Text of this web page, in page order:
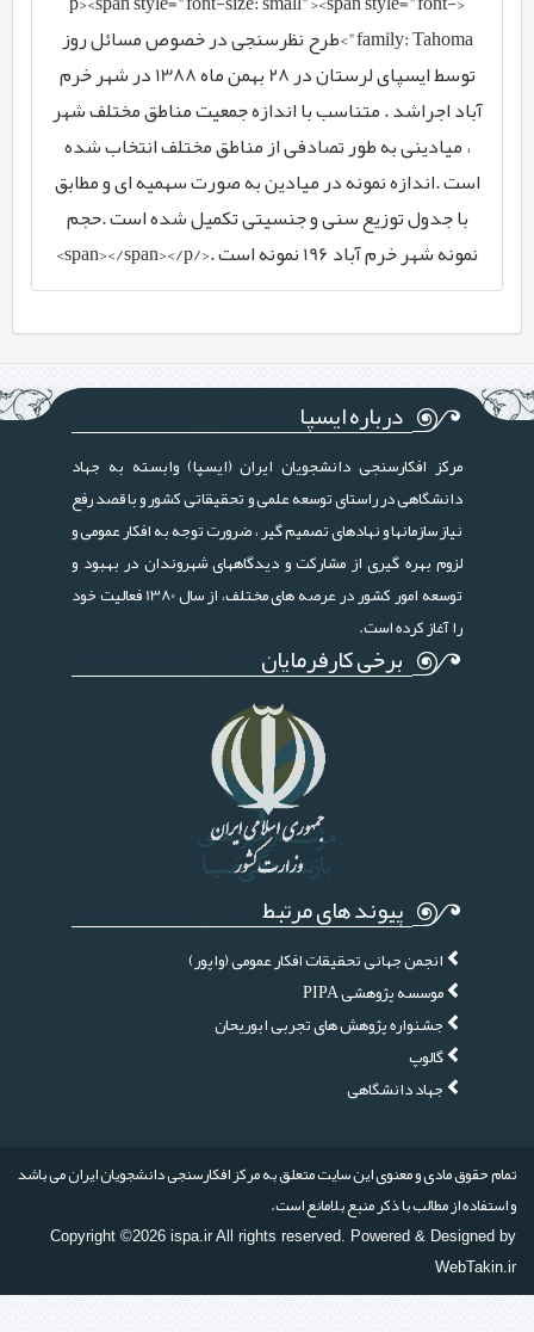
family: Tahoma">طرح نظرسنجی در خصوص مسائل روز
توسط ایسپای لرستان در 28 بهمن ماه 1388 در شهر خرم
آباد اجراشد . متناسب با اندازه جمعیت مناطق مختلف شهر
، میادینی به طور تصادفی از مناطق مختلف انتخاب شده
است .اندازه نمونه در میادین به صورت سهمیه ای و مطابق
با جدول توزیع سنی و جنسیتی تکمیل شده است .حجم
نمونه شهر خرم آباد 196 نمونه است .</span></span></p>
درباره ایسپا
مرکز افکارسنجی دانشجویان ایران (ایسپا) وابسته به جهاد
دانشگاهی در راستای توسعه علمی و تحقیقاتی کشور و با قصد رفع
نیاز سازمانها و نهادهای تصمیم گیر ، ضرورت توجه به افکار عمومی و
لزوم بهره گیری از مشارکت و دیدگاههای شهروندان در بهبود و
توسعه امور کشور در عرصه های مختلف، از سال 1380 فعالیت خود
را آغاز کرده است.
برخی کارفرمایان
پیوند های مرتبط
انجمن جهانی تحقیقات افکار عمومی (واپور)
موسسه پژوهشی PIPA
جشنواره پژوهش های تجربی ابوریحان
گالوپ
جهاد دانشگاهی
تمام حقوق مادی و معنوی این سایت متعلق به مرکز افکارسنجی دانشجویان ایران می باشد
و استفاده از مطالب با ذکر منبع بلامانع است.
Copyright ©2026 ispa.ir All rights reserved. Powered & Designed by
WebTakin.ir